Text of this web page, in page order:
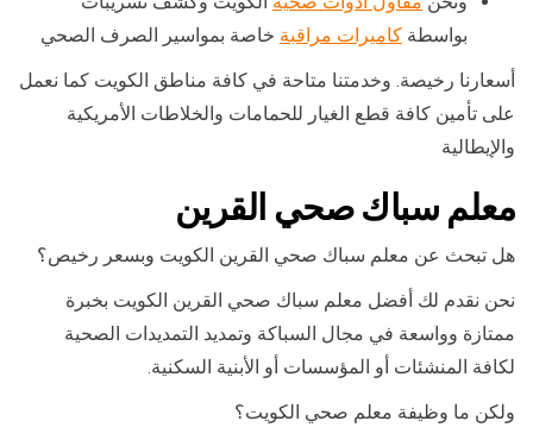
بواسطة كاميرات مراقبة خاصة بمواسير الصرف الصحي
أسعارنا رخيصة. وخدمتنا متاحة في كافة مناطق الكويت كما نعمل
على تأمين كافة قطع الغيار للحمامات والخلاطات الأمريكية
والإيطالية
معلم سباك صحي القرين
هل تبحث عن معلم سباك صحي القرين الكويت وبسعر رخيص؟
نحن نقدم لك أفضل معلم سباك صحي القرين الكويت بخبرة
ممتازة وواسعة في مجال السباكة وتمديد التمديدات الصحية
لكافة المنشئات أو المؤسسات أو الأبنية السكنية.
ولكن ما وظيفة معلم صحي الكويت؟